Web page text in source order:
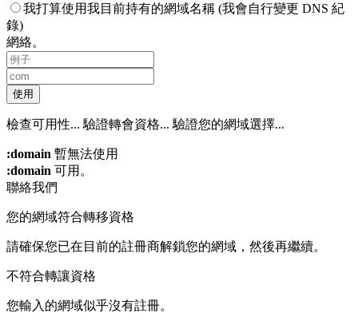
我打算使用我目前持有的網域名稱 (我會自行變更 DNS 紀
錄)
網絡。
使用
檢查可用性... 驗證轉會資格... 驗證您的網域選擇...
:domain 暫無法使用
:domain 可用。
聯絡我們
您的網域符合轉移資格
請確保您已在目前的註冊商解鎖您的網域，然後再繼續。
不符合轉讓資格
您輸入的網域似乎沒有註冊。